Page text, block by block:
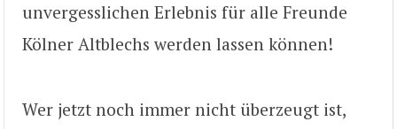
unvergesslichen Erlebnis für alle Freunde
Kölner Altblechs werden lassen können!
Wer jetzt noch immer nicht überzeugt ist,